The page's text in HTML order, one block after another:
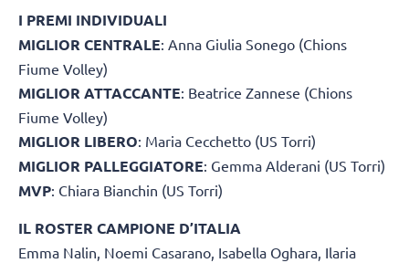
I PREMI INDIVIDUALI
MIGLIOR CENTRALE: Anna Giulia Sonego (Chions
Fiume Volley)
MIGLIOR ATTACCANTE: Beatrice Zannese (Chions
Fiume Volley)
MIGLIOR LIBERO: Maria Cecchetto (US Torri)
MIGLIOR PALLEGGIATORE: Gemma Alderani (US Torri)
MVP: Chiara Bianchin (US Torri)
IL ROSTER CAMPIONE D’ITALIA
Emma Nalin, Noemi Casarano, Isabella Oghara, Ilaria